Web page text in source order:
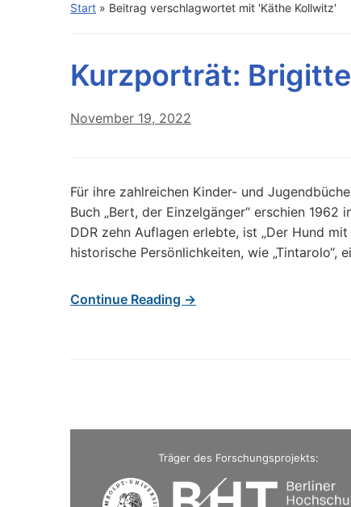
Start » Beitrag verschlagwortet mit 'Käthe Kollwitz'
Kurzporträt:
November 19, 2022
Für ihre zahlreichen Kinder- und
Buch „Bert, der Einzelgänger“ erschien
DDR zehn Auflagen erlebte, ist „Der Hund
historische Persönlichkeiten, wie „Tintarolo“,
Continue Reading →
Träger des Forschungsprojekts: